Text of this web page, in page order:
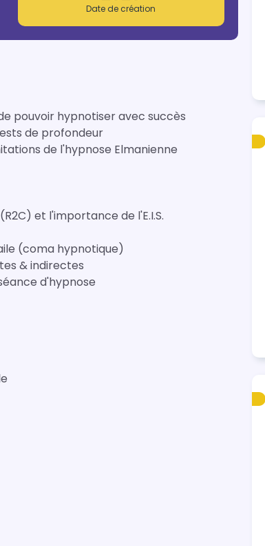
Date de création
pouvoir hypnotiser avec succès
de profondeur
de l'hypnose Elmanienne
et l'importance de l'E.I.S.
(coma hypnotique)
& indirectes
d'hypnose